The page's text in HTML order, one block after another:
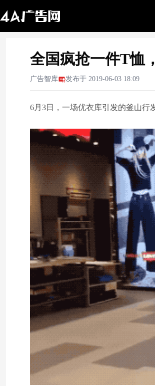
全国疯抢一件T恤
广告智库 发布于 2019-06-03 18:09
6月3日，一场优衣库引发的釜山行